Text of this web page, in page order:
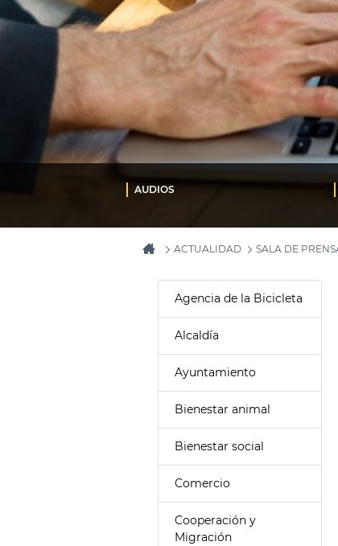
AUDIOS
ACTUALIDAD SALA DE
Agencia de la Bicicleta
Alcaldía
Ayuntamiento
Bienestar animal
Bienestar social
Comercio
Cooperación y
Migración